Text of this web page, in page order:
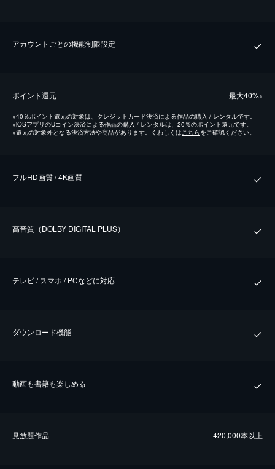
アカウントごとの機能制限設定
ポイント還元 最⼤40%※
※40％ポイント還元の対象は、クレジットカード決済による作品の購入 / レンタルです。
※iOSアプリのUコイン決済による作品の購入 / レンタルは、20％のポイント還元です。
※還元の対象外となる決済方法や商品があります。くわしくはこちらをご確認ください。
フルHD画質 / 4K画質
⾼⾳質（DOLBY DIGITAL PLUS）
テレビ / スマホ / PCなどに対応
ダウンロード機能
動画も書籍も楽しめる
⾒放題作品 420,000本以上